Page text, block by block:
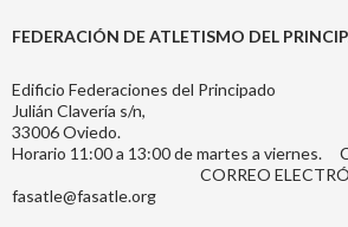
FEDERACIÓN DE ATLETISMO DEL
Edificio Federaciones del Principado
Julián Clavería s/n,
33006 Oviedo.
Horario 11:00 a 13:00 de martes a
CORREO
fasatle@fasatle.org